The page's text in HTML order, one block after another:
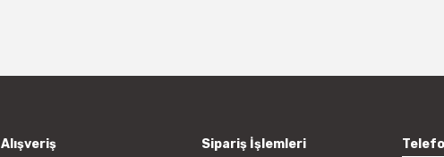
Alışveriş Sipariş İşlemleri